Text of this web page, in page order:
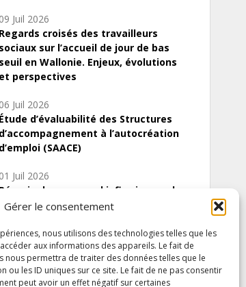
Gérer le consentement
nous utilisons des technologies telles que les
aux informations des appareils. Le fait de
nous permettra de traiter des données telles que le
ou les ID uniques sur ce site. Le fait de ne pas consentir
peut avoir un effet négatif sur certaines
09 Juil 2026
Regards croisés des travailleurs
sociaux sur l’accueil de jour de bas
seuil en Wallonie. Enjeux, évolutions
et perspectives
06 Juil 2026
Étude d’évaluabilité des Structures
d’accompagnement à l’autocréation
d’emploi (SAACE)
01 Juil 2026
Pénurie du personnel infirmier :quels
indicateurs d’offre de soins pour
Inscrivez-vous à notre newsletter